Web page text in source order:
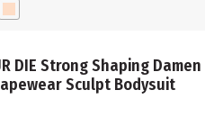
DIE Strong Shaping Damen
Sculpt Bodysuit